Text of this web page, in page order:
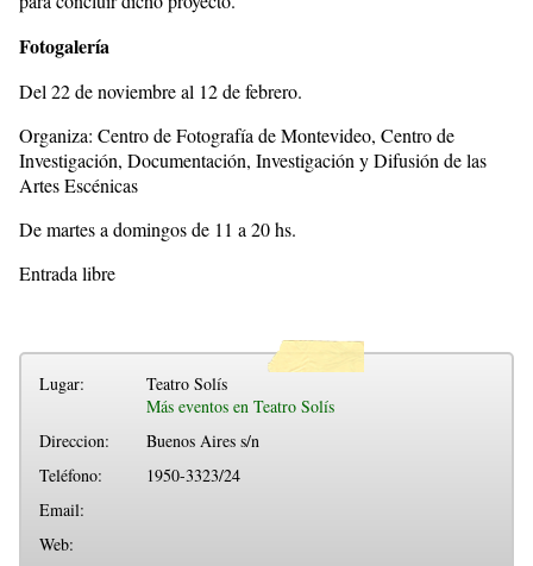
Fotogalería
Del 22 de noviembre al 12 de febrero.
Organiza: Centro de Fotografía de Montevideo, Centro de
Investigación, Documentación, Investigación y Difusión de las
Artes Escénicas
De martes a domingos de 11 a 20 hs.
Entrada libre
Lugar:
Teatro Solís
Más eventos en Teatro Solís
Direccion:
Buenos Aires s/n
Teléfono:
1950-3323/24
Email:
Web: